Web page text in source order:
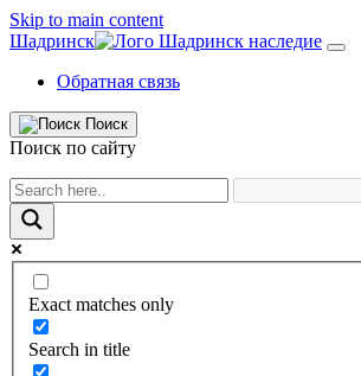
Skip to main content
Шадринск
Обратная связь
Поиск
Поиск по сайту
Exact matches only
Search in title